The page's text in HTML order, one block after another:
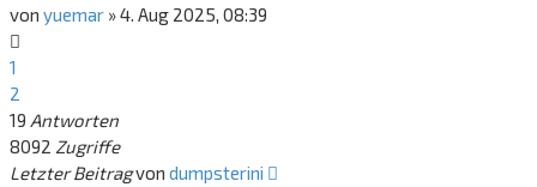
von yuemar »4. Aug 2025, 08:39
1
2
19 Antworten
8092 Zugriffe
Letzter Beitragvon dumpsterini